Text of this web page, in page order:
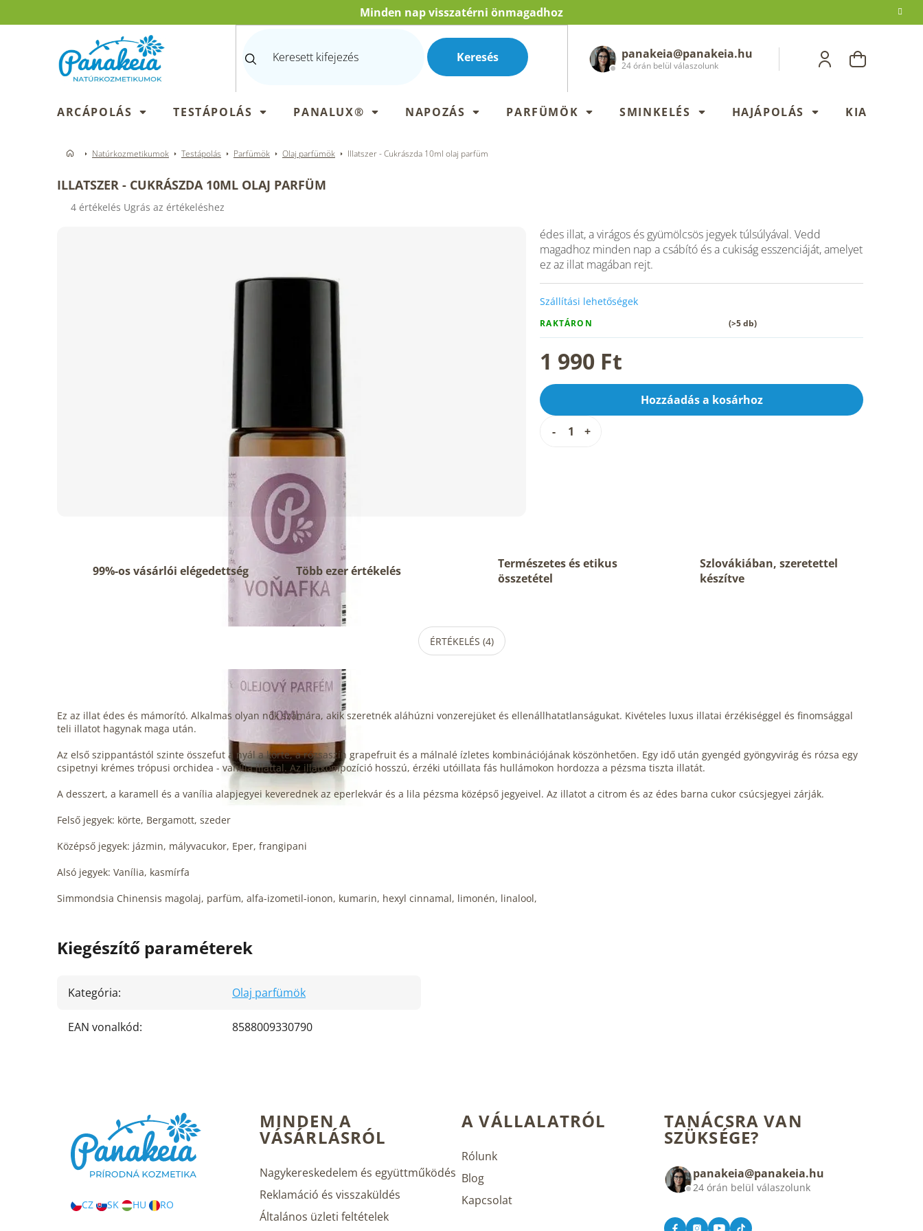
Minden nap visszatérni önmagadhoz
Keresés KOSÁR
panakeia@panakeia.hu
24 órán belül válaszolunk
ARCÁPOLÁS TESTÁPOLÁS PANALUX® NAPOZÁS PARFÜMÖK SMINKELÉS HAJÁPOLÁS KIADÁSOK
Natúrkozmetikumok Testápolás Parfümök Olaj parfümök Illatszer - Cukrászda 10ml olaj parfüm
ILLATSZER - CUKRÁSZDA 10ML OLAJ PARFÜM
A
4 értékelés Ugrás az értékeléshez
1 990 Ft
RAKTÁRON (>5 db)
Szállítási lehetőségek
Hozzáadás a kosárhoz
édes illat, a virágos és gyümölcsös jegyek túlsúlyával. Vedd
magadhoz minden nap a csábító és a cukiság esszenciáját, amelyet
ez az illat magában rejt.
99%-os vásárlói elégedettség Több ezer értékelés
Természetes és etikus
összetétel
Szlovákiában, szeretettel
készítve
ÉRTÉKELÉS (4)
Ez az illat édes és mámorító. Alkalmas olyan nők számára, akik szeretnék aláhúzni vonzerejüket és ellenállhatatlanságukat. Kivételes luxus illatai érzékiséggel és finomsággal
teli illatot hagynak maga után.
Az első szippantástól szinte összefut a nyál a körte, a rózsaszín grapefruit és a málnalé ízletes kombinációjának köszönhetően. Egy idő után gyengéd gyöngyvirág és rózsa egy
csipetnyi krémes trópusi orchidea - vanília illattal. Az illatkompozíció hosszú, érzéki utóillata fás hullámokon hordozza a pézsma tiszta illatát.
A desszert, a karamell és a vanília alapjegyei keverednek az eperlekvár és a lila pézsma középső jegyeivel. Az illatot a citrom és az édes barna cukor csúcsjegyei zárják.
Felső jegyek: körte, Bergamott, szeder
Középső jegyek: jázmin, mályvacukor, Eper, frangipani
Alsó jegyek: Vanília, kasmírfa
Simmondsia Chinensis magolaj, parfüm, alfa-izometil-ionon, kumarin, hexyl cinnamal, limonén, linalool,
Kiegészítő paraméterek
Kategória: Olaj parfümök
EAN vonalkód: 8588009330790
CZ SK HU RO
MINDEN A
VÁSÁRLÁSRÓL
Nagykereskedelem és együttműködés
Reklamáció és visszaküldés
Általános üzleti feltételek
A VÁLLALATRÓL
Rólunk
Blog
Kapcsolat
TANÁCSRA VAN
SZÜKSÉGE?
panakeia@panakeia.hu
24 órán belül válaszolunk